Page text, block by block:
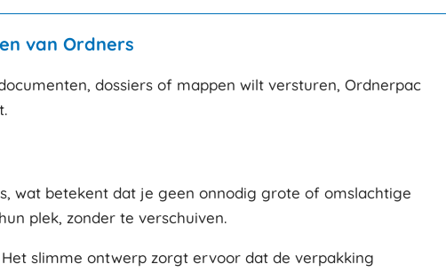
van Ordners
dossiers of mappen wilt versturen, Ordnerpac
wat betekent dat je geen onnodig grote of omslachtige
plek, zonder te verschuiven.
slimme ontwerp zorgt ervoor dat de verpakking